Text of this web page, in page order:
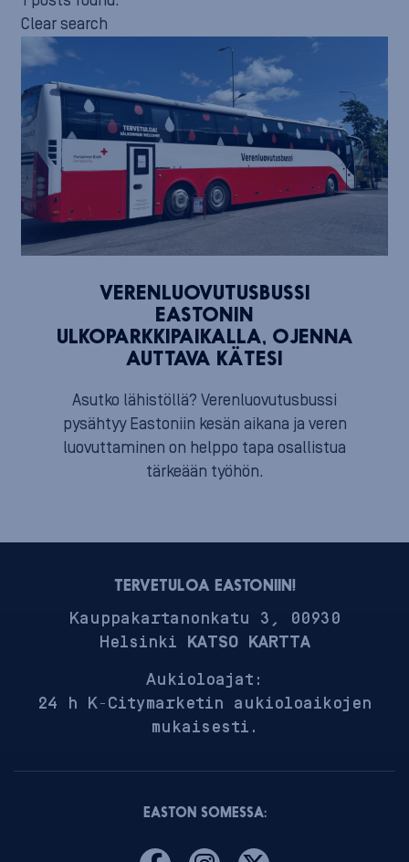
Clear search
VERENLUOVUTUSBUSSI
EASTONIN
ULKOPARKKIPAIKALLA, OJENNA
AUTTAVA KÄTESI
Asutko lähistöllä? Verenluovutusbussi
pysähtyy Eastoniin kesän aikana ja veren
luovuttaminen on helppo tapa osallistua
tärkeään työhön.
TERVETULOA EASTONIIN!
Kauppakartanonkatu 3, 00930
Helsinki KATSO KARTTA
Aukioloajat:
24 h K-Citymarketin aukioloaikojen
mukaisesti.
EASTON SOMESSA: